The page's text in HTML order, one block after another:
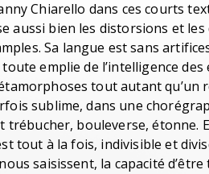
Chiarello dans ces courts
aussi bien les distorsions et les
Sa langue est sans
emplie de l’intelligence des
tout autant
sublime, dans une
trébucher, bouleverse, étonne.
tout à la fois, indivisible et
saisissent, la capacité